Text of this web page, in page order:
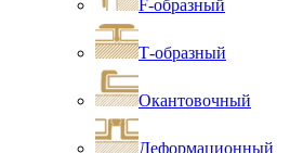
F-образный
Т-образный
Окантовочный
Деформационный